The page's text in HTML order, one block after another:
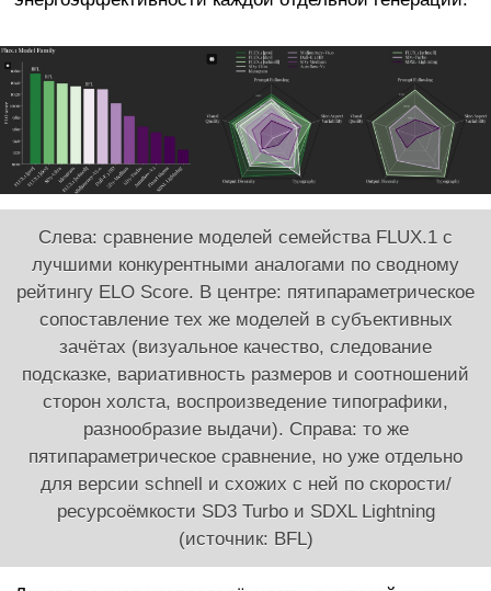
Слева: сравнение моделей семейства FLUX.1 с
лучшими конкурентными аналогами по сводному
рейтингу ELO Score. В центре: пятипараметрическое
сопоставление тех же моделей в субъективных
зачётах (визуальное качество, следование
подсказке, вариативность размеров и соотношений
сторон холста, воспроизведение типографики,
разнообразие выдачи). Справа: то же
пятипараметрическое сравнение, но уже отдельно
для версии schnell и схожих с ней по скорости/
ресурсоёмкости SD3 Turbo и SDXL Lightning
(источник: BFL)